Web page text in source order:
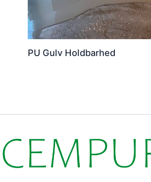
PU Gulv Holdbarhed